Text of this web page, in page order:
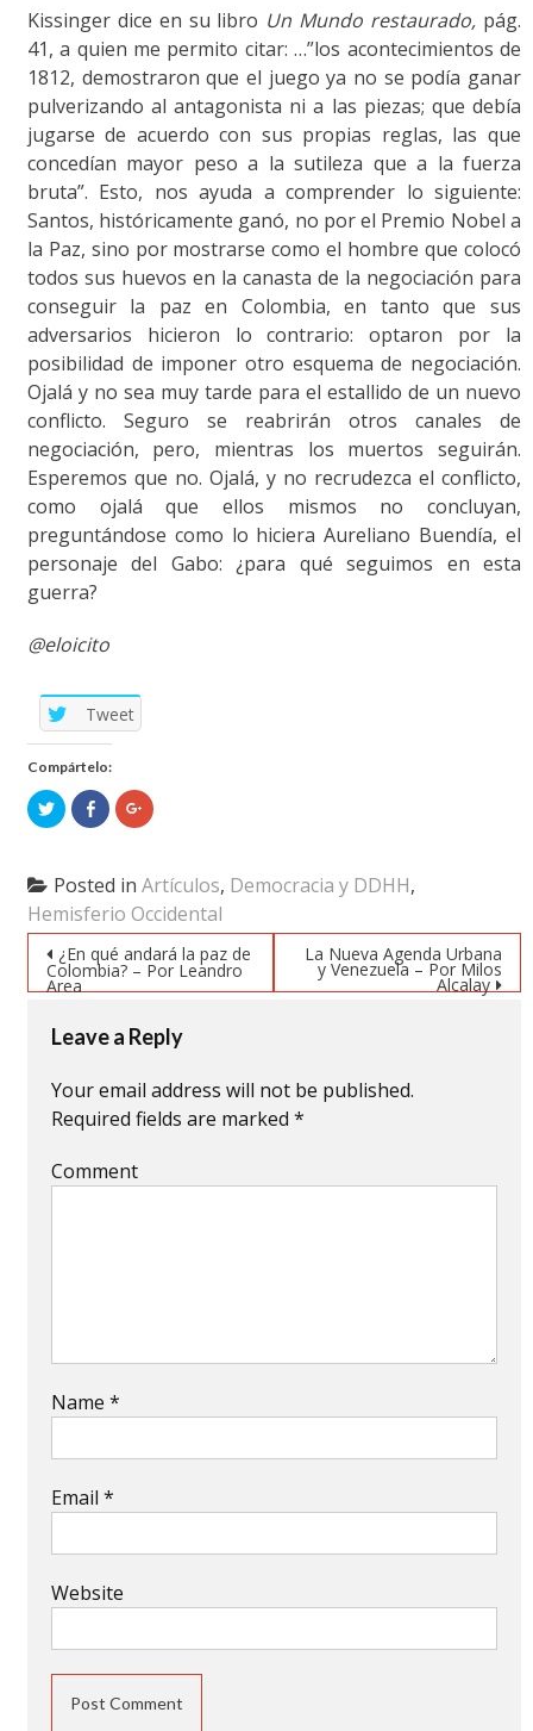
Kissinger dice en su libro Un Mundo restaurado, pág.
41, a quien me permito citar: …”los acontecimientos de
1812, demostraron que el juego ya no se podía ganar
pulverizando al antagonista ni a las piezas; que debía
jugarse de acuerdo con sus propias reglas, las que
concedían mayor peso a la sutileza que a la fuerza
bruta”. Esto, nos ayuda a comprender lo siguiente:
Santos, históricamente ganó, no por el Premio Nobel a
la Paz, sino por mostrarse como el hombre que colocó
todos sus huevos en la canasta de la negociación para
conseguir la paz en Colombia, en tanto que sus
adversarios hicieron lo contrario: optaron por la
posibilidad de imponer otro esquema de negociación.
Ojalá y no sea muy tarde para el estallido de un nuevo
conflicto. Seguro se reabrirán otros canales de
negociación, pero, mientras los muertos seguirán.
Esperemos que no. Ojalá, y no recrudezca el conflicto,
como ojalá que ellos mismos no concluyan,
preguntándose como lo hiciera Aureliano Buendía, el
personaje del Gabo: ¿para qué seguimos en esta
guerra?
@eloicito
Tweet
Compártelo:
Click
to
share
(Opens
in
new
window)
Click
to
share
(Opens
in
new
window)
Click
to
(Opens
in
new
window)
Posted in Artículos, Democracia y DDHH,
Hemisferio Occidental
Post navigation
¿En qué andará la paz de
Colombia? – Por Leandro
Area
La Nueva Agenda Urbana
y Venezuela – Por Milos
Alcalay
Leave a Reply
Your email address will not be published.
Required fields are marked *
Comment
Name *
Email *
Website